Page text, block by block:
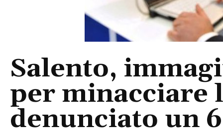
Salento,
per minacciare
denunciato un